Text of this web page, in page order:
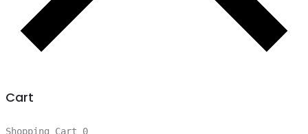
Cart
Shopping Cart 0